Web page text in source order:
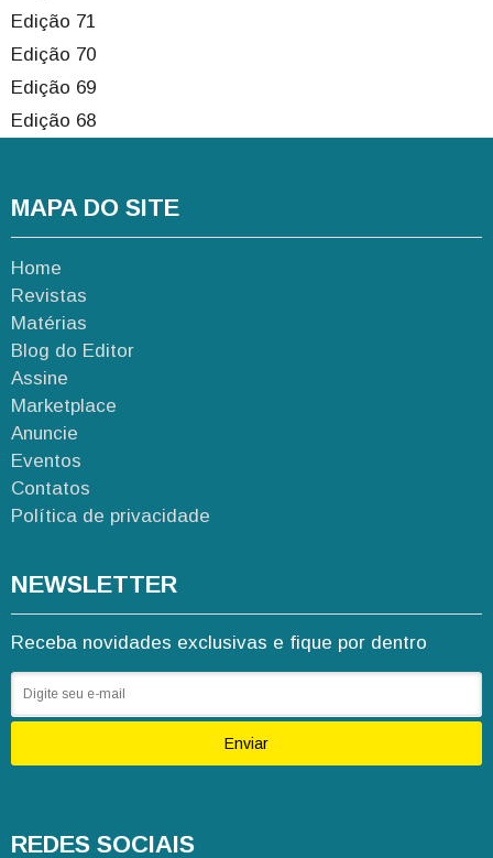
Edição 71
Edição 70
Edição 69
Edição 68
MAPA DO SITE
Home
Revistas
Matérias
Blog do Editor
Assine
Marketplace
Anuncie
Eventos
Contatos
Política de privacidade
NEWSLETTER
Receba novidades exclusivas e fique por dentro
Enviar
REDES SOCIAIS